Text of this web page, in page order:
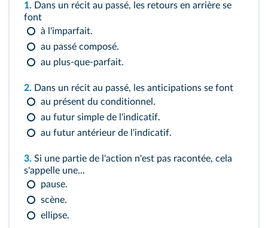
1. Dans un récit au passé, les retours en arrière se
font
à l'imparfait.
au passé composé.
au plus-que-parfait.
2. Dans un récit au passé, les anticipations se font
au présent du conditionnel.
au futur simple de l'indicatif.
au futur antérieur de l'indicatif.
3. Si une partie de l'action n'est pas racontée, cela
s'appelle une...
pause.
scène.
ellipse.